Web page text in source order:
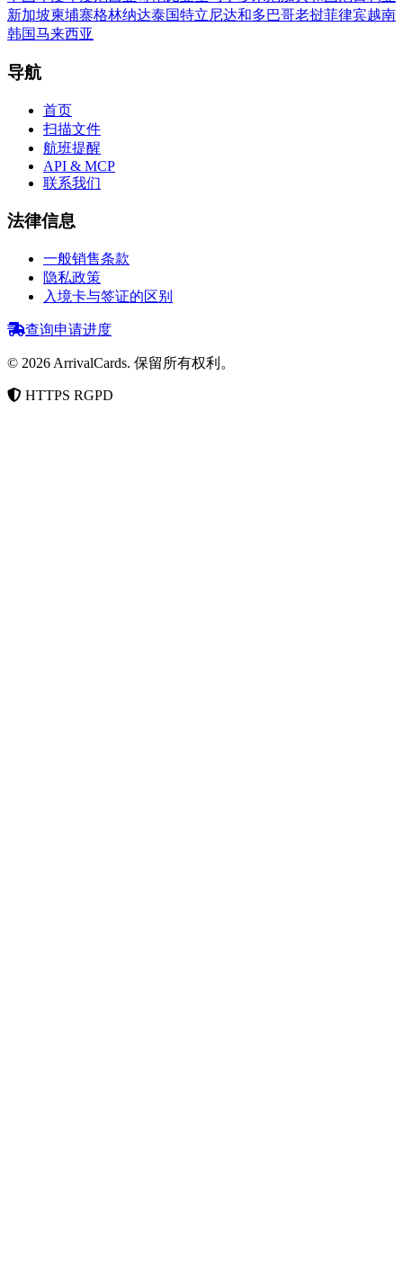
新加坡柬埔寨格林纳达泰国特立尼达和多巴哥老挝菲律宾越南
韩国马来西亚
导航
首页
扫描文件
航班提醒
API & MCP
联系我们
法律信息
一般销售条款
隐私政策
入境卡与签证的区别
查询申请进度
© 2026 ArrivalCards. 保留所有权利。
HTTPS RGPD